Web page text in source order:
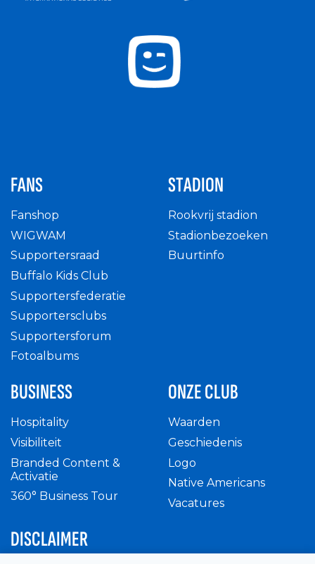
FANS
Fanshop
WIGWAM
Supportersraad
Buffalo Kids Club
Supportersfederatie
Supportersclubs
Supportersforum
Fotoalbums
STADION
Rookvrij stadion
Stadionbezoeken
Buurtinfo
BUSINESS
Hospitality
Visibiliteit
Branded Content &
Activatie
360° Business Tour
ONZE CLUB
Waarden
Geschiedenis
Logo
Native Americans
Vacatures
DISCLAIMER